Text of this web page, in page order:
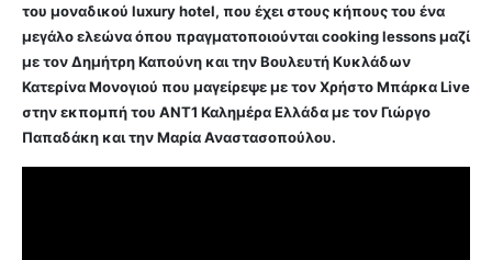
του μοναδικού luxury hotel, που έχει στους κήπους του ένα
μεγάλο ελεώνα όπου πραγματοποιούνται cooking lessons μαζί
με τον Δημήτρη Καπούνη και την Βουλευτή Κυκλάδων
Κατερίνα Μονογιού που μαγείρεψε με τον Χρήστο Μπάρκα Live
στην εκπομπή του ΑΝΤ1 Καλημέρα Ελλάδα με τον Γιώργο
Παπαδάκη και την Μαρία Αναστασοπούλου.